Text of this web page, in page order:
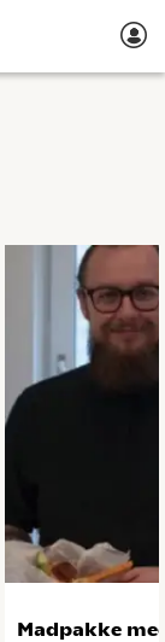
Madpakke